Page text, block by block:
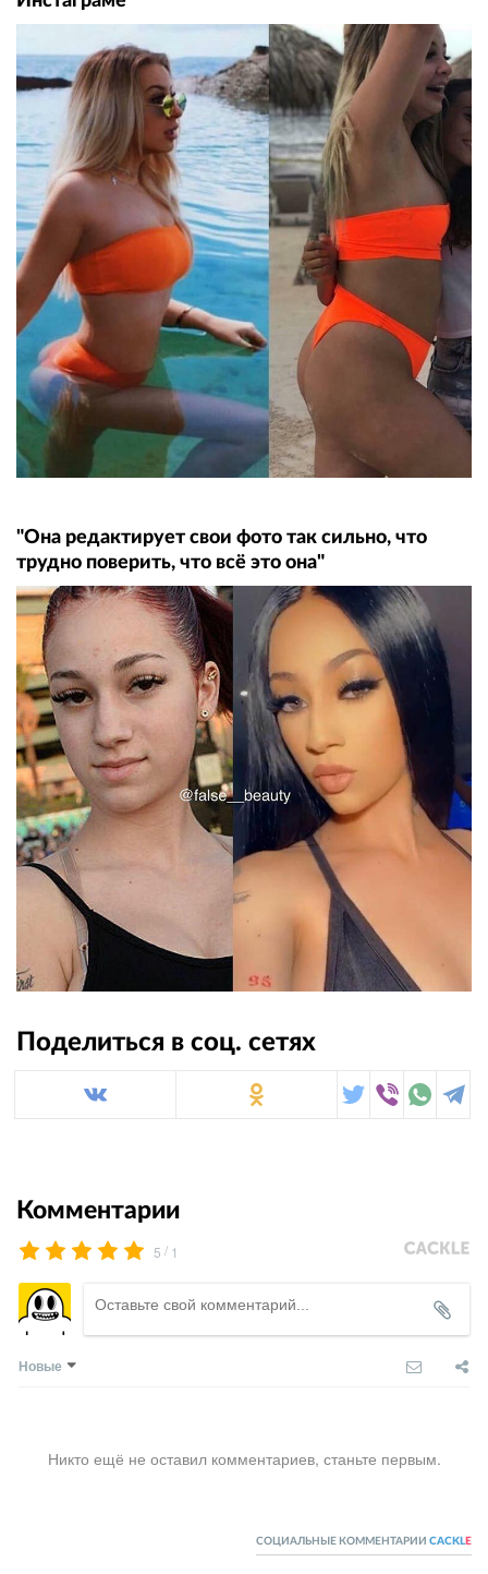
"Она редактирует свои фото так сильно, что
трудно поверить, что всё это она"
Поделиться в соц. сетях
Комментарии
5 / 1
Новые
Никто ещё не оставил комментариев, станьте первым.
СОЦИАЛЬНЫЕ КОММЕНТАРИИ CACKL E